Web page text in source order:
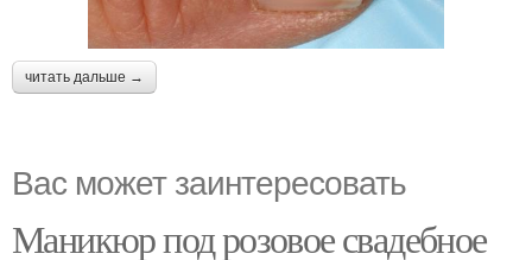
читать дальше →
Вас может заинтересовать
Маникюр под розовое свадебное